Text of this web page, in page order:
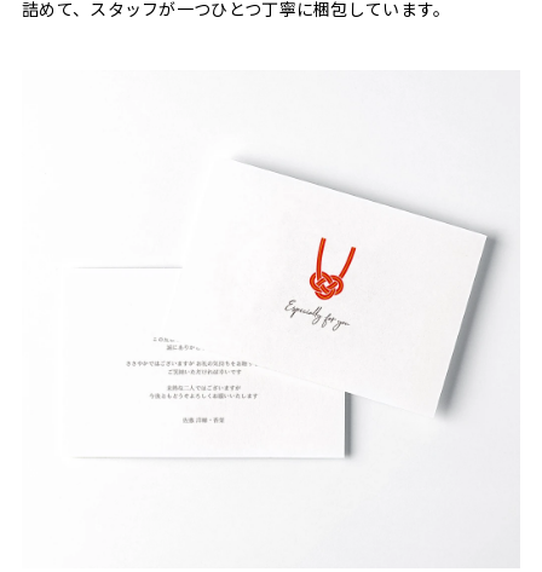
詰めて、スタッフが一つひとつ丁寧に梱包しています。